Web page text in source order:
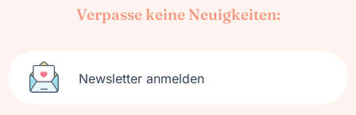
Verpasse keine Neuigkeiten:
Newsletter anmelden